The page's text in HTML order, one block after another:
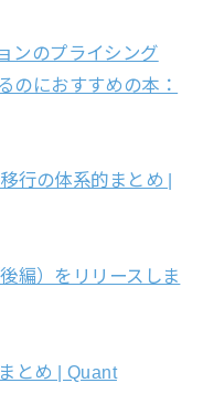
ンのプライシング
のにおすすめの本：
行の体系的まとめ |
編）をリリースしま
とめ | Quant